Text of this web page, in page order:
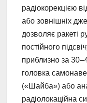
радіокорекцією
або зовнішніх
дозволяє ракеті
постійного
приблизно за
головка
(«Шайба») або
радіолокаційна